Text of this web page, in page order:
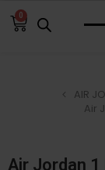
0
AIR
Air
Air Jordan 1